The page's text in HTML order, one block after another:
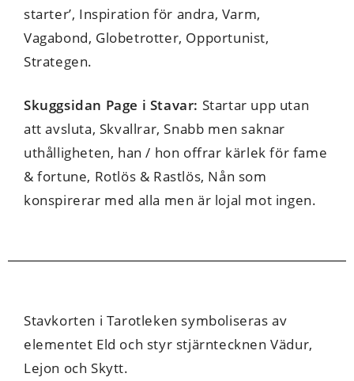
starter’, Inspiration för andra, Varm,
Vagabond, Globetrotter, Opportunist,
Strategen.
Skuggsidan Page i Stavar: Startar upp utan
att avsluta, Skvallrar, Snabb men saknar
uthålligheten, han / hon offrar kärlek för fame
& fortune, Rotlös & Rastlös, Nån som
konspirerar med alla men är lojal mot ingen.
Stavkorten i Tarotleken symboliseras av
elementet Eld och styr stjärntecknen Vädur,
Lejon och Skytt.